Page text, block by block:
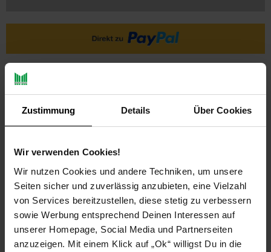
Zustimmung Details Über Cookies
Wir verwenden Cookies!
Wir nutzen Cookies und andere Techniken, um unsere
Seiten sicher und zuverlässig anzubieten, eine Vielzahl
von Services bereitzustellen, diese stetig zu verbessern
sowie Werbung entsprechend Deinen Interessen auf
unserer Homepage, Social Media und Partnerseiten
anzuzeigen. Mit einem Klick auf „Ok“ willigst Du in die
PAYBACK
Payback Punkte Basis°Punkte: